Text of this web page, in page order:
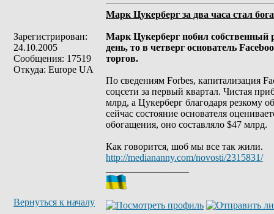
Зарегистрирован:
24.10.2005
Сообщения: 17519
Откуда: Europe UA
Марк Цукерберг за два часа стал
Марк Цукерберг побил собственный
день, то в четверг основатель
торгов.
По сведениям Forbes, капитализация
соцсети за первый квартал. Чистая
млрд, а Цукерберг благодаря резкому
сейчас состояние основателя
обогащения, оно составляло $47 млрд.
Как говорится, шоб мы все так жили.
http://mediananny.com/novosti/2315831/
Вернуться к началу